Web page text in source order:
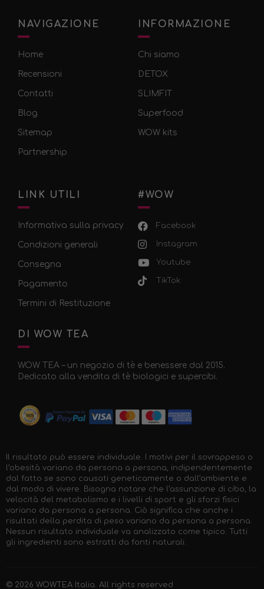
NAVIGAZIONE
Home
Recensioni
Contatti
Blog
Sitemap
Partnership
INFORMAZIONE
Chi siamo
DETOX
SLIMFIT
Superfood
WOW kits
LINK UTILI
Informativa sulla privacy
Condizioni generali
Consegna
Pagamento
Termini di Restituzione
#WOW
Facebook
Instagram
Youtube
TikTok
DI WOW TEA
WOW TEA – un negozio di tè e benessere dal 2015.
Dedicato alla vendita di tè biologici e supercibi.
Il risultato può essere individuale. I motivi per il sovrappeso o
l’obesità variano da persona a persona, indipendentemente
dal fatto se sono causati geneticamente o dall’ambiente e
dal modo di vivere. Bisogna notare che l’assunzione di cibo, la
velocità del metabolismo e i livelli di sport e gli sforzi fisici
variano da persona a persona. Ciò significa che anche i
risultati della perdita di peso variano da persona a persona.
Nessun risultato individuale va analizzato come tipico. Tutti
gli ingredienti sono estratti da fonti naturali.
© 2026 WOWTEA Italia. All rights reserved